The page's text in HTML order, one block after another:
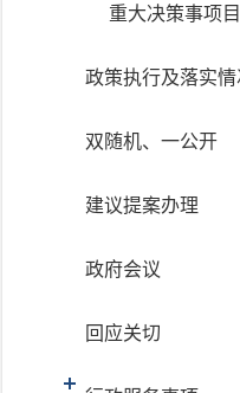
重大决策事项
政策执行及落实
双随机、一公开
建议提案办理
政府会议
回应关切